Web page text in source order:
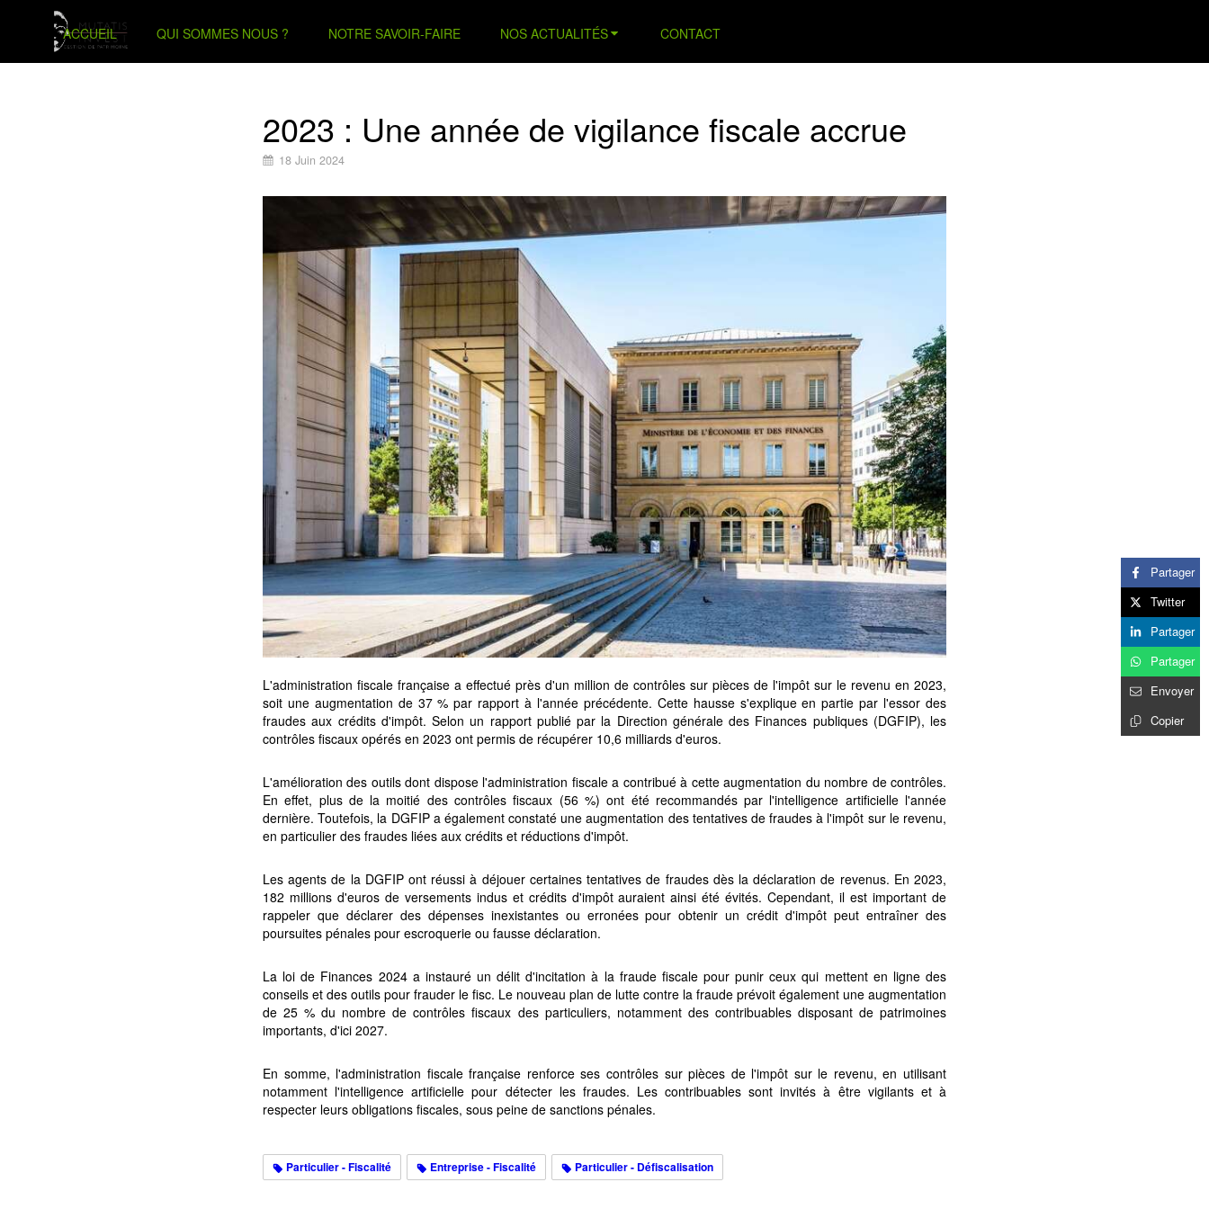
ACCUEIL QUI SOMMES NOUS ? NOTRE SAVOIR-FAIRE NOS ACTUALITÉS CONTACT
2023 : Une année de vigilance fiscale accrue
18 Juin 2024
L'administration fiscale française a effectué près d'un million de contrôles sur pièces de l'impôt sur le revenu en 2023,
soit une augmentation de 37 % par rapport à l'année précédente. Cette hausse s'explique en partie par l'essor des
fraudes aux crédits d'impôt. Selon un rapport publié par la Direction générale des Finances publiques (DGFIP), les
contrôles fiscaux opérés en 2023 ont permis de récupérer 10,6 milliards d'euros.
L'amélioration des outils dont dispose l'administration fiscale a contribué à cette augmentation du nombre de contrôles.
En effet, plus de la moitié des contrôles fiscaux (56 %) ont été recommandés par l'intelligence artificielle l'année
dernière. Toutefois, la DGFIP a également constaté une augmentation des tentatives de fraudes à l'impôt sur le revenu,
en particulier des fraudes liées aux crédits et réductions d'impôt.
Les agents de la DGFIP ont réussi à déjouer certaines tentatives de fraudes dès la déclaration de revenus. En 2023,
182 millions d'euros de versements indus et crédits d'impôt auraient ainsi été évités. Cependant, il est important de
rappeler que déclarer des dépenses inexistantes ou erronées pour obtenir un crédit d'impôt peut entraîner des
poursuites pénales pour escroquerie ou fausse déclaration.
La loi de Finances 2024 a instauré un délit d'incitation à la fraude fiscale pour punir ceux qui mettent en ligne des
conseils et des outils pour frauder le fisc. Le nouveau plan de lutte contre la fraude prévoit également une augmentation
de 25 % du nombre de contrôles fiscaux des particuliers, notamment des contribuables disposant de patrimoines
importants, d'ici 2027.
En somme, l'administration fiscale française renforce ses contrôles sur pièces de l'impôt sur le revenu, en utilisant
notamment l'intelligence artificielle pour détecter les fraudes. Les contribuables sont invités à être vigilants et à
respecter leurs obligations fiscales, sous peine de sanctions pénales.
Particulier - Fiscalité Entreprise - Fiscalité Particulier - Défiscalisation
Partager
Twitter
Partager
Partager
Envoyer
Copier